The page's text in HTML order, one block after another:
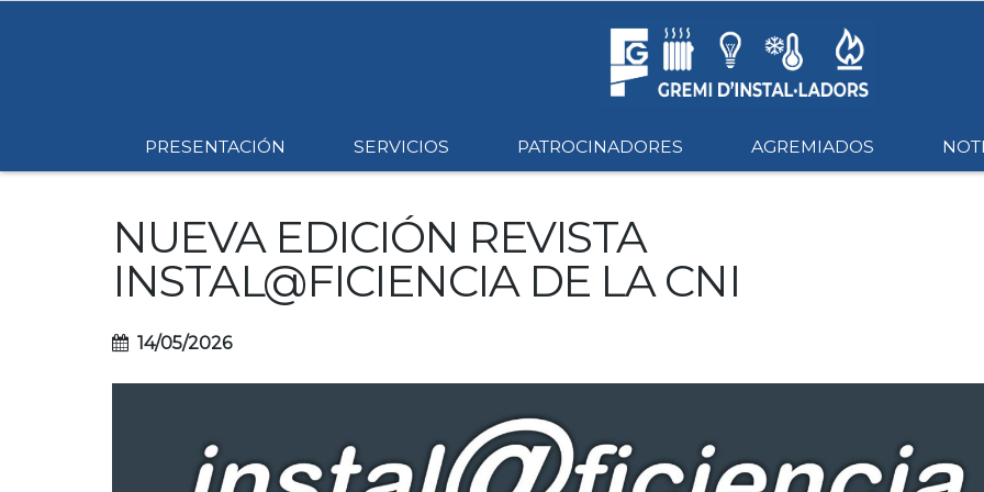
PRESENTACIÓN SERVICIOS PATROCINADORES AGREMIADOS
NUEVA EDICIÓN REVISTA
INSTAL@FICIENCIA DE LA CNI
14/05/2026